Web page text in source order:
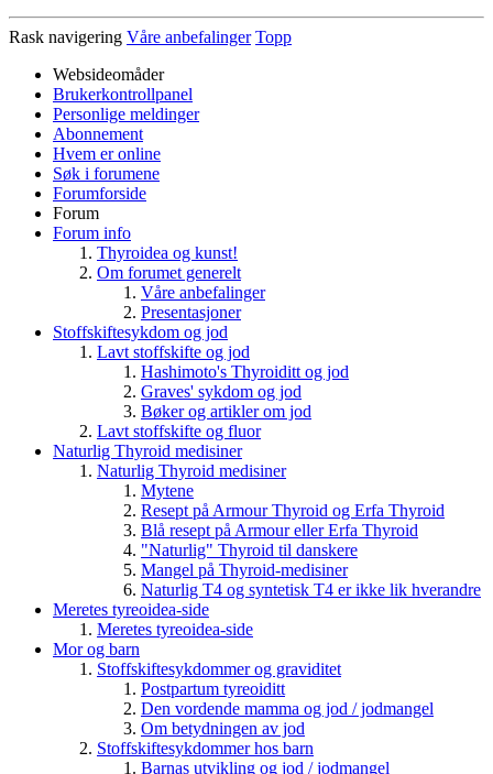
Rask navigering Våre anbefalinger Topp
Websideomåder
Brukerkontrollpanel
Personlige meldinger
Abonnement
Hvem er online
Søk i forumene
Forumforside
Forum
Forum info
Thyroidea og kunst!
Om forumet generelt
Våre anbefalinger
Presentasjoner
Stoffskiftesykdom og jod
Lavt stoffskifte og jod
Hashimoto's Thyroiditt og jod
Graves' sykdom og jod
Bøker og artikler om jod
Lavt stoffskifte og fluor
Naturlig Thyroid medisiner
Naturlig Thyroid medisiner
Mytene
Resept på Armour Thyroid og Erfa Thyroid
Blå resept på Armour eller Erfa Thyroid
"Naturlig" Thyroid til danskere
Mangel på Thyroid-medisiner
Naturlig T4 og syntetisk T4 er ikke lik hverandre
Meretes tyreoidea-side
Meretes tyreoidea-side
Mor og barn
Stoffskiftesykdommer og graviditet
Postpartum tyreoiditt
Den vordende mamma og jod / jodmangel
Om betydningen av jod
Stoffskiftesykdommer hos barn
Barnas utvikling og jod / jodmangel